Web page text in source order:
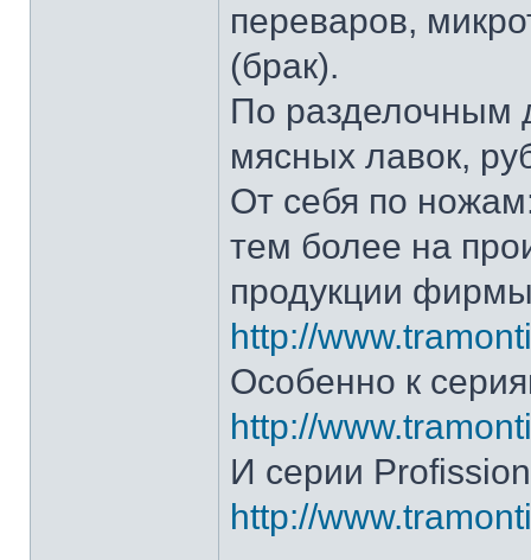
переваров,
(брак).
По разделочным
мясных лавок,
От себя по
тем более на
продукции
http://
Особенно к
http://
И серии
http://